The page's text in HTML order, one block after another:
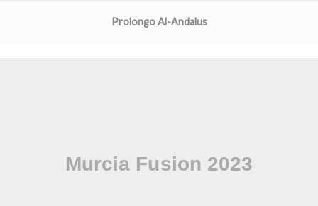
Prolongo Al-Andalus